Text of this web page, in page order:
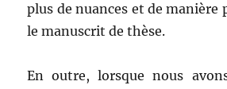
plus de nuances et de manière
le manuscrit de thèse.
En outre, lorsque nous